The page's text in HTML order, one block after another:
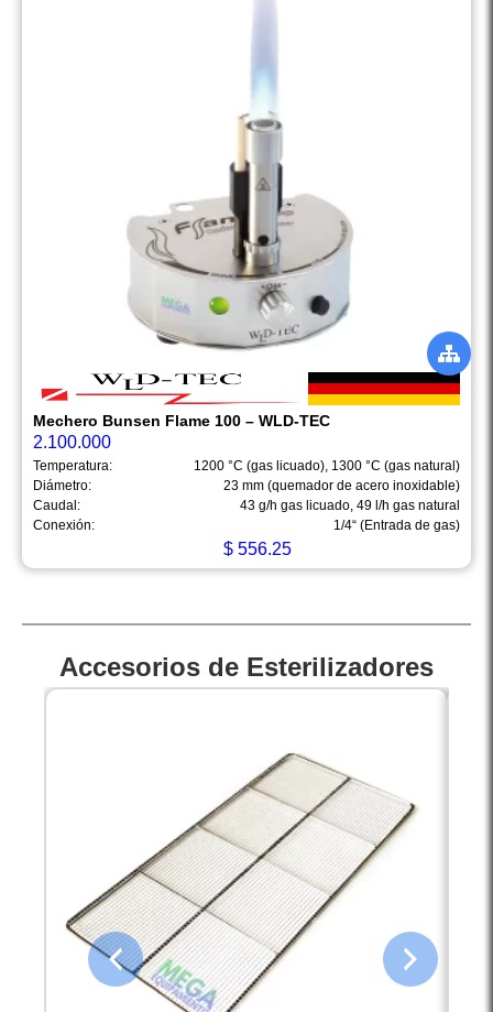
Mechero Bunsen Flame 100 – WLD-TEC
2.100.000
Temperatura:
1200 °C (gas licuado), 1300 °C (gas natural)
Diámetro:
23 mm (quemador de acero inoxidable)
Caudal:
43 g/h gas licuado, 49 l/h gas natural
Conexión:
1/4“ (Entrada de gas)
$ 556.25
Accesorios de Esterilizadores